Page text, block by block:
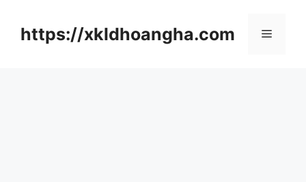
https://xkldhoangha.com 메